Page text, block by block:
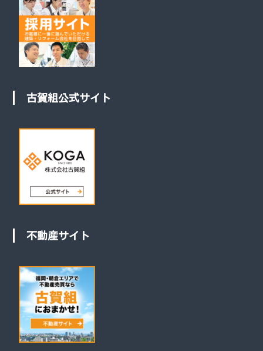
古賀組公式サイト
不動産サイト